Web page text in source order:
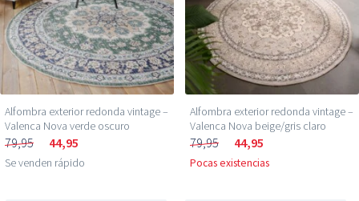
Alfombra exterior redonda vintage –
Valenca Nova verde oscuro
79,95 44,95
Se venden rápido
Alfombra exterior redonda vintage –
Valenca Nova beige/gris claro
79,95 44,95
Pocas existencias